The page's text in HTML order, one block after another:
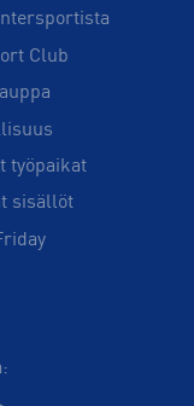
Club
työpaikat
sisällöt